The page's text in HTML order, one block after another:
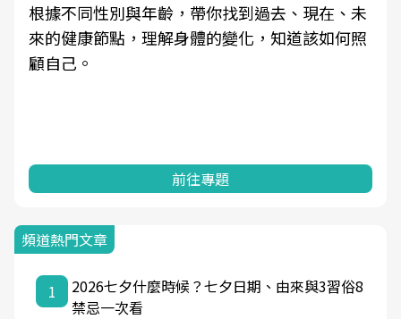
根據不同性別與年齡，帶你找到過去、現在、未
來的健康節點，理解身體的變化，知道該如何照
顧自己。
前往專題
頻道熱門文章
1
2026七夕什麼時候？七夕日期、由來與3習俗8
禁忌一次看